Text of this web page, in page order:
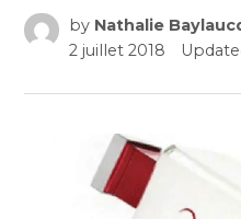
by Nathalie
2 juillet 2018